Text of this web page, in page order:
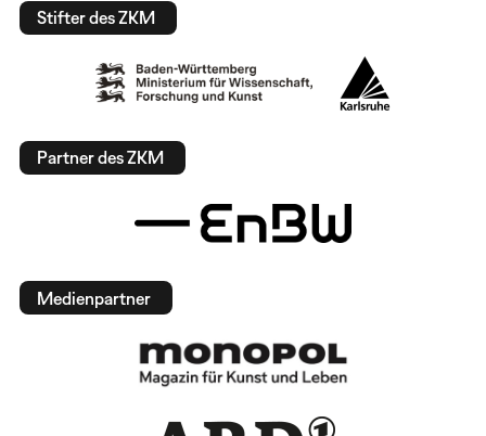
Stifter des ZKM
Partner des ZKM
Medienpartner